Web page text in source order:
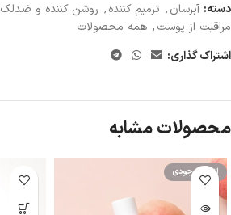
دسته: آبرسان, ترمیم کننده, روشن کننده و ضدلک
مراقبت از پوست, همه محصولات
اشتراک گذاری:
محصولات مشابه
اتمام موجودی